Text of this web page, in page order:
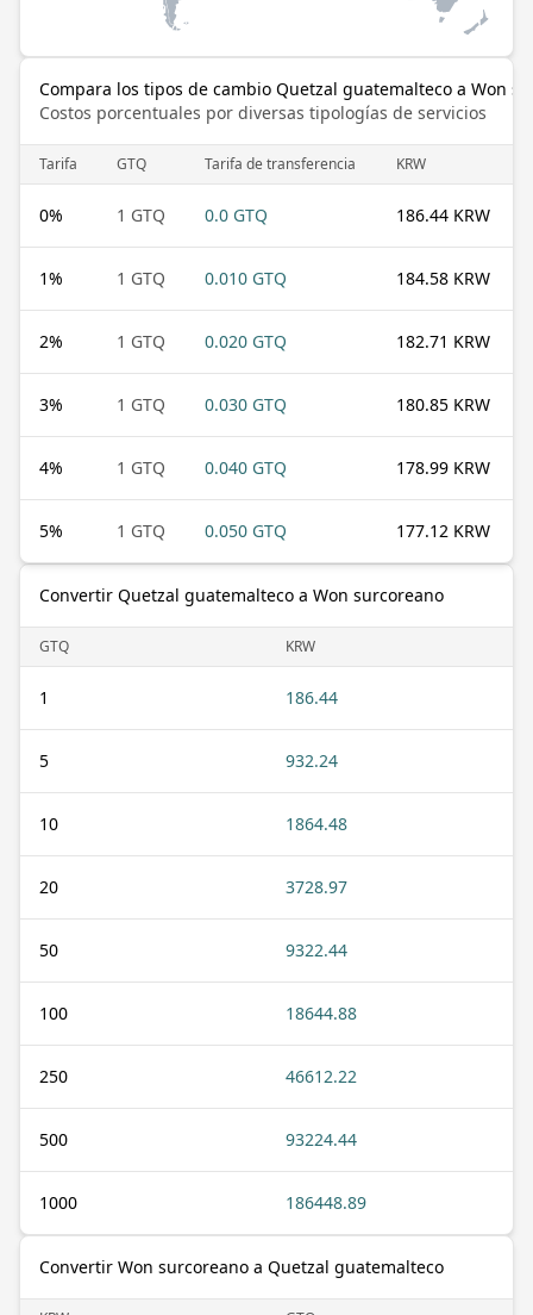
Compara los tipos de cambio Quetzal guatemalteco a Won
Costos porcentuales por diversas tipologías de servicios
Tarifa GTQ Tarifa de transferencia KRW
0% 1 GTQ 0.0 GTQ 186.44 KRW
1% 1 GTQ 0.010 GTQ 184.58 KRW
2% 1 GTQ 0.020 GTQ 182.71 KRW
3% 1 GTQ 0.030 GTQ 180.85 KRW
4% 1 GTQ 0.040 GTQ 178.99 KRW
5% 1 GTQ 0.050 GTQ 177.12 KRW
Convertir Quetzal guatemalteco a Won surcoreano
GTQ KRW
1 186.44
5 932.24
10 1864.48
20 3728.97
50 9322.44
100 18644.88
250 46612.22
500 93224.44
1000 186448.89
Convertir Won surcoreano a Quetzal guatemalteco